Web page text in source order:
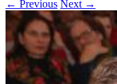
← Previous Next →